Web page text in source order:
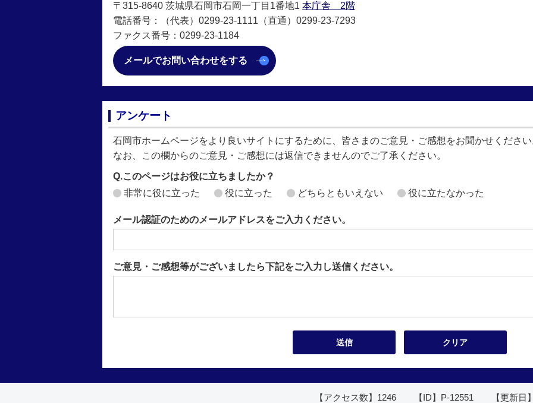
〒315-8640 茨城県石岡市石岡一丁目1番地1 本庁舎 2階
電話番号：（代表）0299-23-1111（直通）0299-23-7293
ファクス番号：0299-23-1184
メールでお問い合わせをする
アンケート
石岡市ホームページをより良いサイトにするために、皆さまのご意見・ご感想をお聞かせくださ
なお、この欄からのご意見・ご感想には返信できませんのでご了承ください。
Q.このページはお役に立ちましたか？
非常に役に立った
役に立った どちらともいえない 役に立たなかった
メール認証のためのメールアドレスをご入力ください。
ご意見・ご感想等がございましたら下記をご入力し送信ください。
【アクセス数】 1246 【ID】 P-12551 【更新日